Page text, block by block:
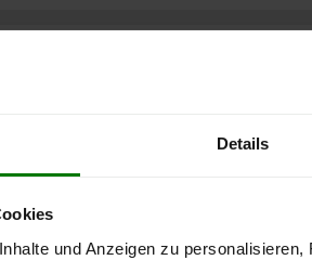
Details
und Anzeigen zu